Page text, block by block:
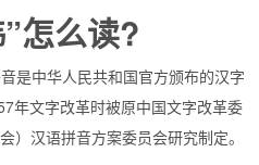
怎么读?
是中华人民共和国官方颁布的汉字
年文字改革时被原中国文字改革委
）汉语拼音方案委员会研究制定。